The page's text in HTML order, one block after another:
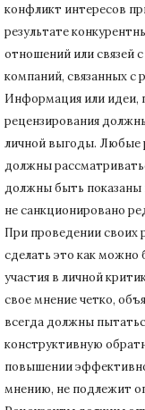
конфликт интересов
результате
отношений или связей
компаний, связанных с
Информация или идеи,
рецензирования
личной выгоды. Любые
должны
должны быть показаны
не санкционировано
При проведении своих
сделать это как можно
участия в личной
свое мнение четко,
всегда должны
конструктивную
повышении
мнению, не подлежит